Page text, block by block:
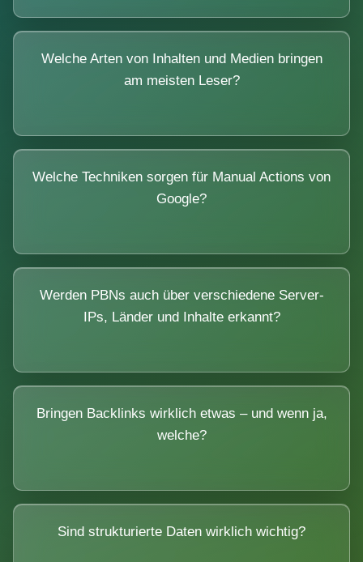
Welche Arten von Inhalten und Medien bringen
am meisten Leser?
Welche Techniken sorgen für Manual Actions von
Google?
Werden PBNs auch über verschiedene Server-
IPs, Länder und Inhalte erkannt?
Bringen Backlinks wirklich etwas – und wenn ja,
welche?
Sind strukturierte Daten wirklich wichtig?